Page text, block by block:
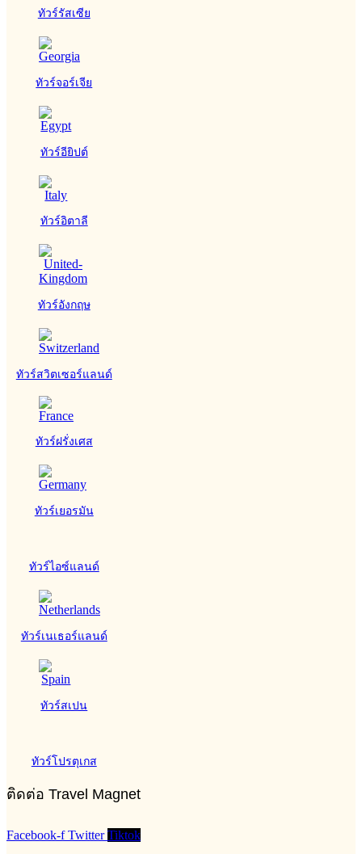
ทัวร์รัสเซีย
ทัวร์จอร์เจีย
ทัวร์อียิปต์
ทัวร์อิตาลี
ทัวร์อังกฤษ
ทัวร์สวิตเซอร์แลนด์
ทัวร์ฝรั่งเศส
ทัวร์เยอรมัน
ทัวร์ไอซ์แลนด์
ทัวร์เนเธอร์แลนด์
ทัวร์สเปน
ทัวร์โปรตุเกส
ติดต่อ Travel Magnet
Facebook-f Twitter Tiktok